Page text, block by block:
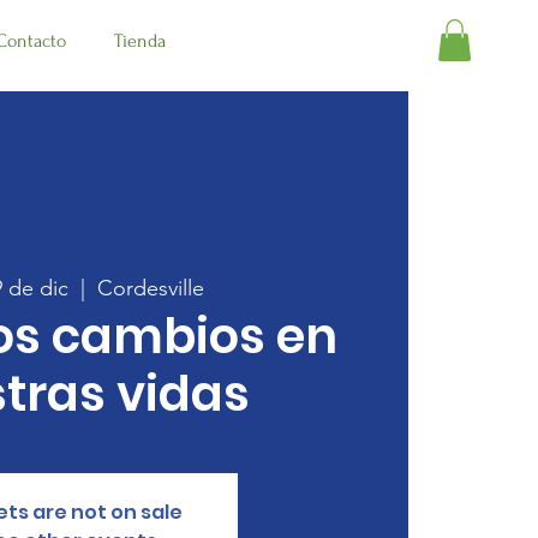
Tienda
de dic
  |
Cordesville
cambios en
vidas
are not on sale